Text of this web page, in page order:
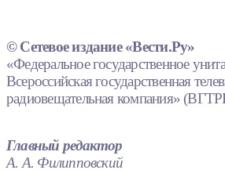
© Сетевое издание «Вести.Ру»
«Федеральное государственное
Всероссийская государственная
радиовещательная компания»
Главный редактор
А. А. Филипповский